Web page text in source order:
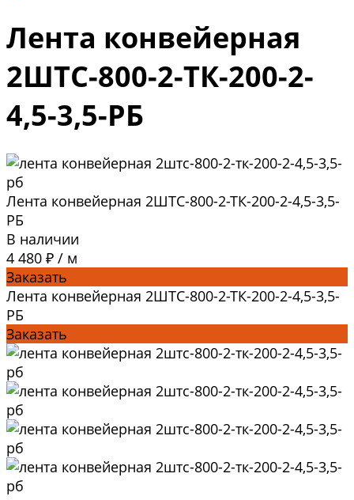
Лента конвейерная
2ШТС-800-2-ТК-200-2-
4,5-3,5-РБ
Лента конвейерная 2ШТС-800-2-ТК-200-2-4,5-3,5-
РБ
В наличии
4 480 ₽ / м
Заказать
Лента конвейерная 2ШТС-800-2-ТК-200-2-4,5-3,5-
РБ
Заказать